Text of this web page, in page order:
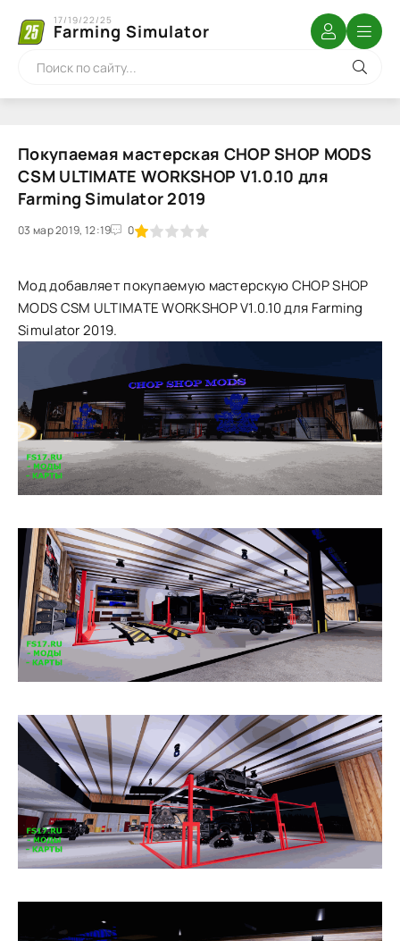
Farming Simulator
17/19/22/25
Покупаемая мастерская CHOP SHOP MODS
CSM ULTIMATE WORKSHOP V1.0.10 для
Farming Simulator 2019
03 мар 2019, 12:19 0
1 2 3 4 5
Мод добавляет покупаемую мастерскую CHOP SHOP
MODS CSM ULTIMATE WORKSHOP V1.0.10 для Farming
Simulator 2019.